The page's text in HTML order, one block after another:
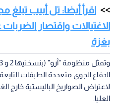
اقرأ أيضا: تل أبيب
الاغتيالات واقتصار
بغزة
الدفاع الجوي متعددة الطبقات
لاعتراض الصواريخ الباليستية خارج
العليا.